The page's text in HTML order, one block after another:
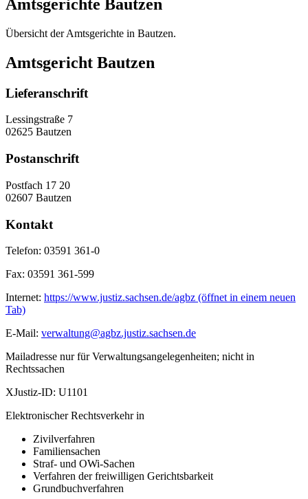
Amtsgerichte Bautzen
Übersicht der Amtsgerichte in Bautzen.
Amtsgericht Bautzen
Lieferanschrift
Lessingstraße 7
02625 Bautzen
Postanschrift
Postfach 17 20
02607 Bautzen
Kontakt
Telefon: 03591 361-0
Fax: 03591 361-599
Internet: https://www.justiz.sachsen.de/agbz (öffnet in einem neuen
Tab)
E-Mail: verwaltung@agbz.justiz.sachsen.de
Mailadresse nur für Verwaltungsangelegenheiten; nicht in
Rechtssachen
XJustiz-ID: U1101
Elektronischer Rechtsverkehr in
Zivilverfahren
Familiensachen
Straf- und OWi-Sachen
Verfahren der freiwilligen Gerichtsbarkeit
Grundbuchverfahren